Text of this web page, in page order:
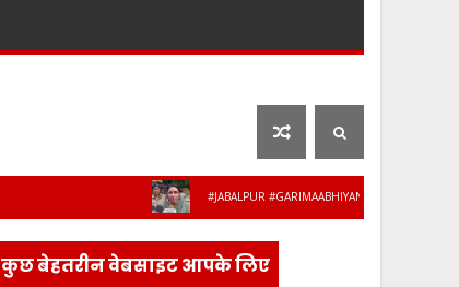
#JABALPUR #GARIMAABHIYAN #MPPOLICE
कुछ बेहतरीन वेबसाइट आपके लिए